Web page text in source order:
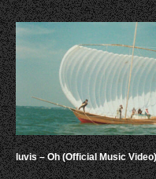
luvis – Oh (Official Music Video)